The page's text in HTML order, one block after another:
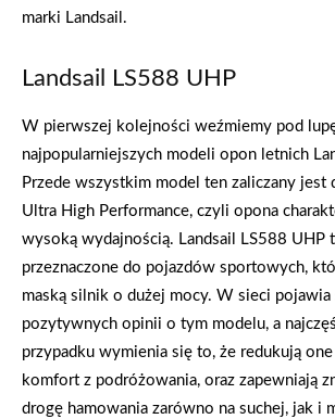
marki Landsail.
Landsail LS588 UHP
W pierwszej kolejności weźmiemy pod
najpopularniejszych modeli opon letnich
Przede wszystkim model ten zaliczany jest
Ultra High Performance, czyli opona
wysoką wydajnością. Landsail LS588 UHP
przeznaczone do pojazdów sportowych,
maską silnik o dużej mocy. W sieci
pozytywnych opinii o tym modelu, a
przypadku wymienia się to, że redukują one
komfort z podróżowania, oraz zapewniają
drogę hamowania zarówno na suchej, jak i